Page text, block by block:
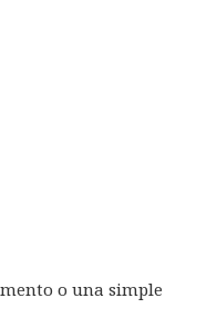
o una simple